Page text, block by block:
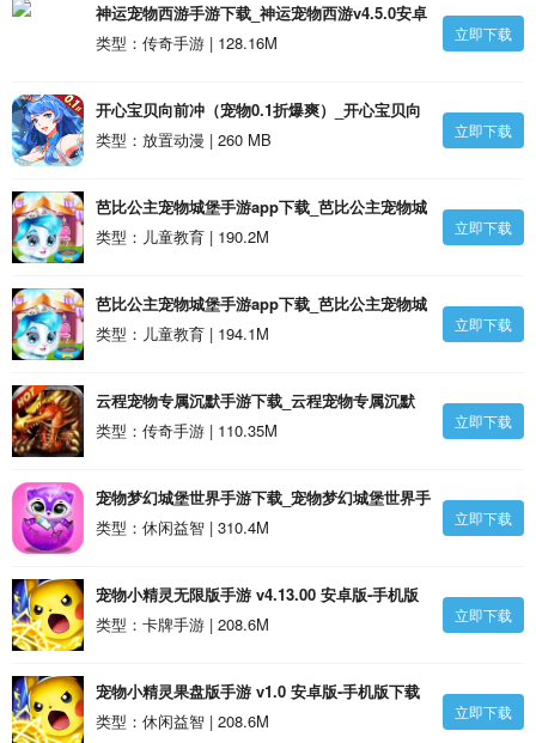
神运宠物西游手游下载_神运宠物西游v4.5.0安卓
版
类型：传奇手游 | 128.16M 立即下载
开心宝贝向前冲（宠物0.1折爆爽）_开心宝贝向
前冲（宠物0.1折爆爽）BT版下载
类型：放置动漫 | 260 MB 立即下载
芭比公主宠物城堡手游app下载_芭比公主宠物城
堡手游安卓版
类型：儿童教育 | 190.2M 立即下载
芭比公主宠物城堡手游app下载_芭比公主宠物城
堡手游v1.10 安卓官方版安卓版
类型：儿童教育 | 194.1M 立即下载
云程宠物专属沉默手游下载_云程宠物专属沉默
v4.4.8安卓版
类型：传奇手游 | 110.35M 立即下载
宠物梦幻城堡世界手游下载_宠物梦幻城堡世界手
游v1.4 安卓版
类型：休闲益智 | 310.4M 立即下载
宠物小精灵无限版手游 v4.13.00 安卓版-手机版
下载
类型：卡牌手游 | 208.6M 立即下载
宠物小精灵果盘版手游 v1.0 安卓版-手机版下载
类型：休闲益智 | 208.6M
立即下载